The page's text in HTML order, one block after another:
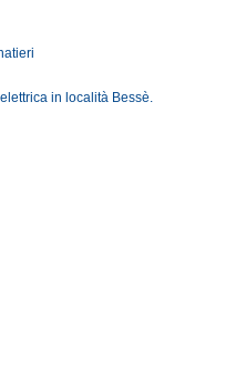
in località Bessè.